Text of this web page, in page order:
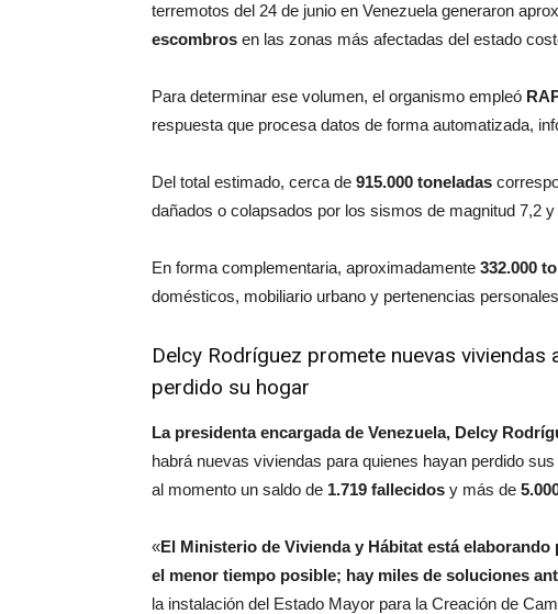
terremotos del 24 de junio en Venezuela generaron
escombros en las zonas más afectadas del estado
Para determinar ese volumen, el organismo empleó
respuesta que procesa datos de forma automatizada,
Del total estimado, cerca de 915.000 toneladas
dañados o colapsados por los sismos de magnitud 7,2 y
En forma complementaria, aproximadamente 332.000
domésticos, mobiliario urbano y pertenencias
Delcy Rodríguez promete nuevas
perdido su hogar
La presidenta encargada de Venezuela, Delcy
habrá nuevas viviendas para quienes hayan perdido
al momento un saldo de 1.719 fallecidos y más de
«El Ministerio de Vivienda y Hábitat está
el menor tiempo posible; hay miles de soluciones
la instalación del Estado Mayor para la Creación de